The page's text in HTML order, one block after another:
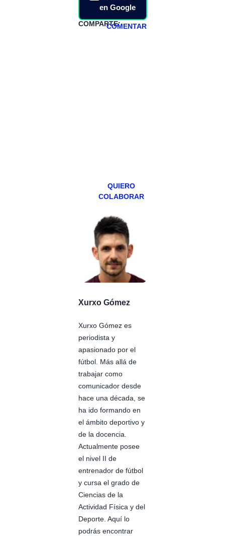
en Google
COMPARTE:COMENTAR
QUIERO
COLABORAR
Xurxo Gómez
Xurxo Gómez es
periodista y
apasionado por el
fútbol. Más allá de
trabajar como
comunicador desde
hace una década, se
ha ido formando en
el ámbito deportivo y
de la docencia.
Actualmente posee
el nivel II de
entrenador de fútbol
y cursa el grado de
Ciencias de la
Actividad Física y del
Deporte. Aquí lo
podrás encontrar